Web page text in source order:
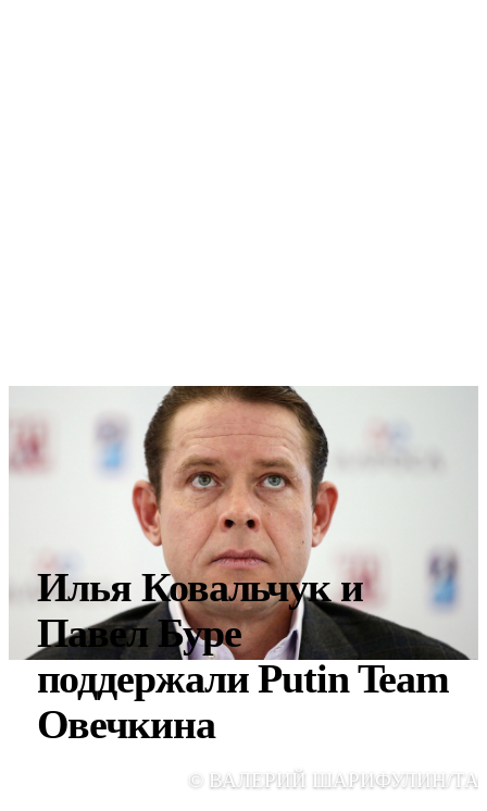
Илья Ковальчук и
Павел Буре
поддержали Putin Team
Овечкина
© ВАЛЕРИЙ ШАРИФУЛИН/